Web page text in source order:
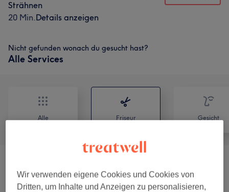
Strähnen
20 Min.Details anzeigen
Nicht gefunden wonach du gesucht hast?
Alle Services
Alle Friseur Gesicht
Waschen, Lotion (3)
ab 97 €
Wir verwenden eigene Cookies und Cookies von
Dritten, um Inhalte und Anzeigen zu personalisieren,